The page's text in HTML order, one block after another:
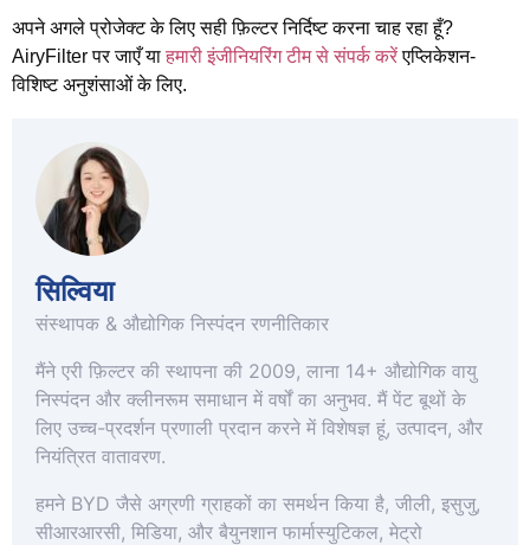
अपने अगले प्रोजेक्ट के लिए सही फ़िल्टर निर्दिष्ट करना चाह रहा हूँ?
AiryFilter पर जाएँ याहमारी इंजीनियरिंग टीम से संपर्क करेंएप्लिकेशन-
विशिष्ट अनुशंसाओं के लिए.
सिल्विया
संस्थापक & औद्योगिक निस्पंदन रणनीतिकार
मैंने एरी फ़िल्टर की स्थापना की 2009, लाना 14+ औद्योगिक वायु
निस्पंदन और क्लीनरूम समाधान में वर्षों का अनुभव. मैं पेंट बूथों के
लिए उच्च-प्रदर्शन प्रणाली प्रदान करने में विशेषज्ञ हूं, उत्पादन, और
नियंत्रित वातावरण.
हमने BYD जैसे अग्रणी ग्राहकों का समर्थन किया है, जीली, इसुजु,
सीआरआरसी, मिडिया, और बैयुनशान फार्मास्युटिकल, मेट्रो